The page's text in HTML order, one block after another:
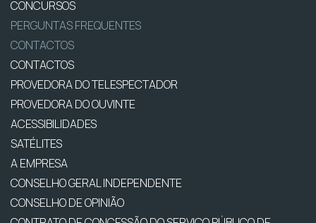
CONCURSOS
PERGUNTAS FREQUENTES
CONTACTOS
CONTACTOS
PROVEDORA DO TELESPECTADOR
PROVEDORA DO OUVINTE
ACESSIBILIDADES
SATÉLITES
A EMPRESA
CONSELHO GERAL INDEPENDENTE
CONSELHO DE OPINIÃO